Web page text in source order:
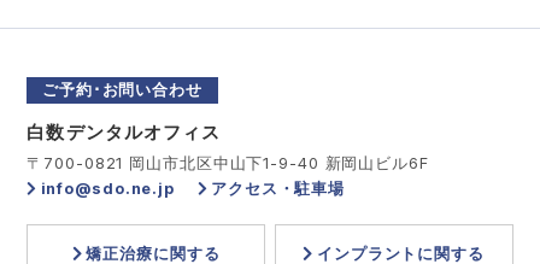
ご予約･お問い合わせ
白数デンタルオフィス
〒700-0821 岡山市北区中山下1-9-40 新岡山ビル6F
info@sdo.ne.jp
アクセス・駐車場
矯正治療に関する
インプラントに関する